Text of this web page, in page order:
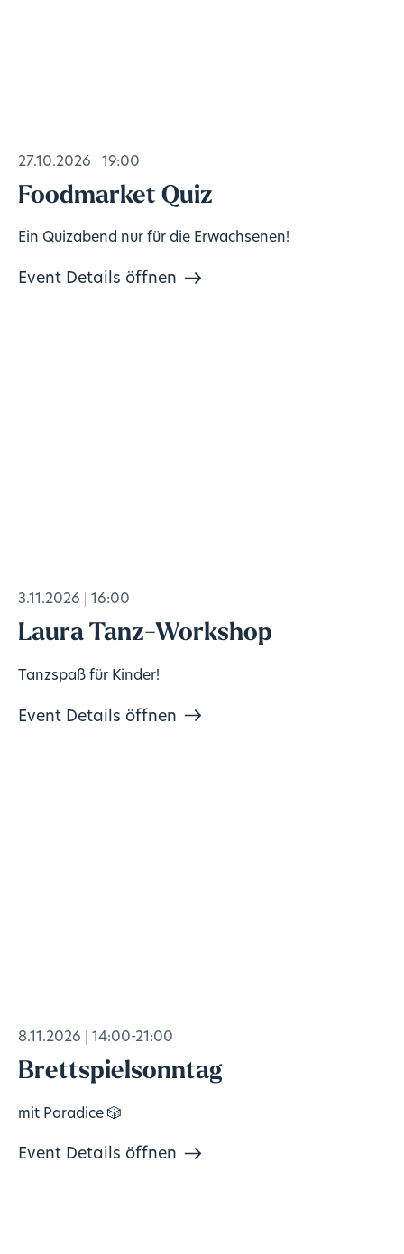
27.10.2026 19:00
Foodmarket Quiz
Ein Quizabend nur für die Erwachsenen!
Event Details öffnen
3.11.2026 16:00
Laura Tanz-Workshop
Tanzspaß für Kinder!
Event Details öffnen
8.11.2026 14:00-21:00
Brettspielsonntag
mit Paradice 🎲
Event Details öffnen